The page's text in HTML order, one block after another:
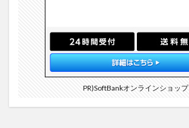
PR)SoftBankオンラインショップ